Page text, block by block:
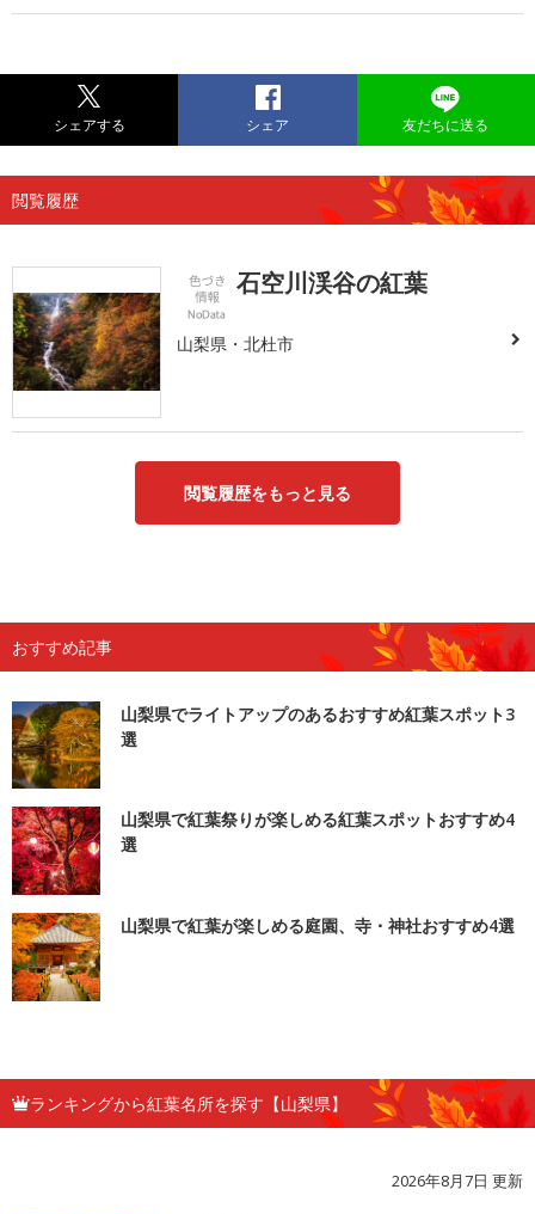
シェアする シェア 友だちに送る
閲覧履歴
石空川渓谷の紅葉
山梨県・北杜市
閲覧履歴をもっと見る
おすすめ記事
山梨県でライトアップのあるおすすめ紅葉スポット3
選
山梨県で紅葉祭りが楽しめる紅葉スポットおすすめ4
選
山梨県で紅葉が楽しめる庭園、寺・神社おすすめ4選
ランキングから紅葉名所を探す【山梨県】
2026年8月7日 更新